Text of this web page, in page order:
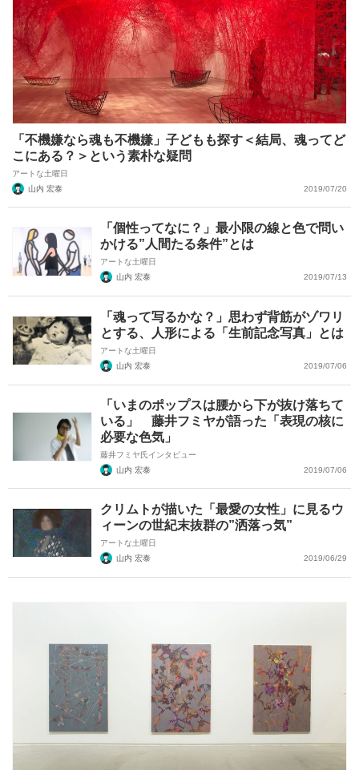
「不機嫌なら魂も不機嫌」子どもも探す＜結局、魂ってど
こにある？＞という素朴な疑問
アートな土曜日
山内 宏泰
2019/07/20
「個性ってなに？」最小限の線と色で問い
かける”人間たる条件”とは
アートな土曜日
山内 宏泰
2019/07/13
「魂って写るかな？」思わず背筋がゾワリ
とする、人形による「生前記念写真」とは
アートな土曜日
山内 宏泰
2019/07/06
「いまのポップスは腰から下が抜け落ちて
いる」 藤井フミヤが語った「表現の核に
必要な色気」
藤井フミヤ氏インタビュー
山内 宏泰
2019/07/06
クリムトが描いた「最愛の女性」に見るウ
ィーンの世紀末抜群の”洒落っ気”
アートな土曜日
山内 宏泰
2019/06/29